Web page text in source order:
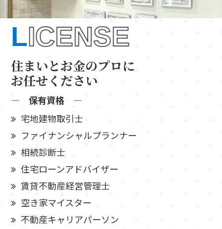
LICENSE
住まいとお金のプロに
お任せください
― 保有資格 ―
宅地建物取引士
ファイナンシャルプランナー
相続診断士
住宅ローンアドバイザー
賃貸不動産経営管理士
空き家マイスター
不動産キャリアパーソン